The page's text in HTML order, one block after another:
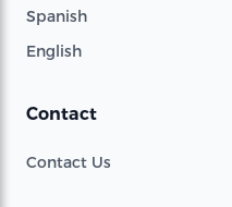
Spanish
English
Contact
Contact Us